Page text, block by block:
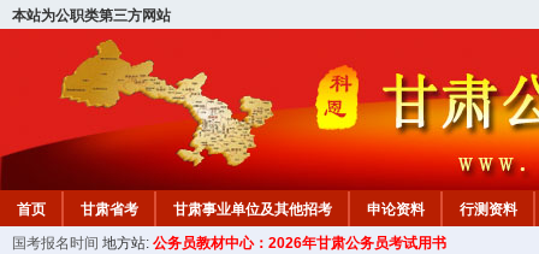
本站为公职类第三方网站
首页 甘肃省考 甘肃事业单位及其他招考 申论资料
行测资料
国考报名时间 地方站: 公务员教材中心：2026年甘肃公务员考试用书